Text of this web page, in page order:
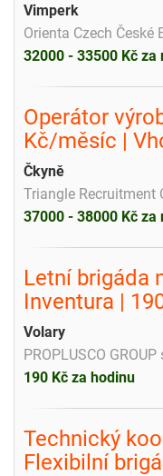
Vimperk
Orienta Czech České
32000 - 33500 Kč za
Operátor
Kč/měsíc |
Čkyně
Triangle Recruitment
37000 - 38000 Kč za
Letní brigáda
Inventura |
Volary
PROPLUSCO GROUP
190 Kč za hodinu
Technický
Flexibilní